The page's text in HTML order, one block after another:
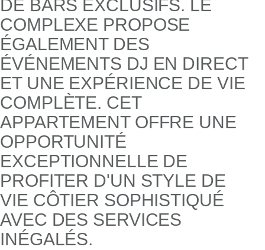
DE BARS EXCLUSIFS. LE
COMPLEXE PROPOSE
ÉGALEMENT DES
ÉVÉNEMENTS DJ EN DIRECT
ET UNE EXPÉRIENCE DE VIE
COMPLÈTE. CET
APPARTEMENT OFFRE UNE
OPPORTUNITÉ
EXCEPTIONNELLE DE
PROFITER D'UN STYLE DE
VIE CÔTIER SOPHISTIQUÉ
AVEC DES SERVICES
INÉGALÉS.